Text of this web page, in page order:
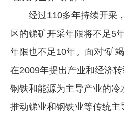
经过110多年持续开采
区的锑矿开采年限将不足5
年限也不足10年。面对“矿
在2009年提出产业和经济转
钢铁和能源为主导产业的冷
推动锑业和钢铁业等传统